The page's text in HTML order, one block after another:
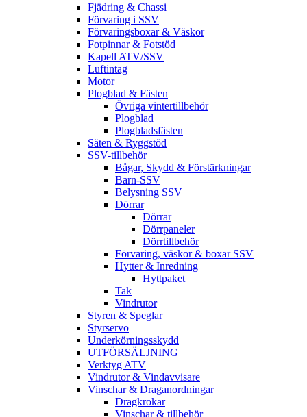
Fjädring & Chassi
Förvaring i SSV
Förvaringsboxar & Väskor
Fotpinnar & Fotstöd
Kapell ATV/SSV
Luftintag
Motor
Plogblad & Fästen
Övriga vintertillbehör
Plogblad
Plogbladsfästen
Säten & Ryggstöd
SSV-tillbehör
Bågar, Skydd & Förstärkningar
Barn-SSV
Belysning SSV
Dörrar
Dörrar
Dörrpaneler
Dörrtillbehör
Förvaring, väskor & boxar SSV
Hytter & Inredning
Hyttpaket
Tak
Vindrutor
Styren & Speglar
Styrservo
Underkörningsskydd
UTFÖRSÄLJNING
Verktyg ATV
Vindrutor & Vindavvisare
Vinschar & Draganordningar
Dragkrokar
Vinschar & tillbehör